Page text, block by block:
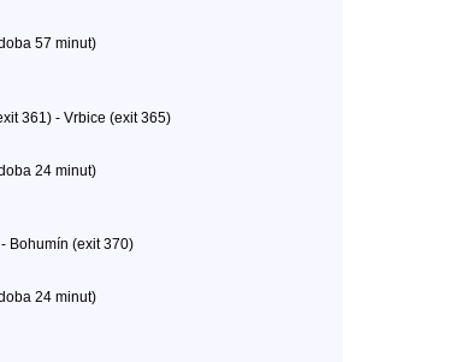
57 minut)
361) - Vrbice (exit 365)
24 minut)
Bohumín (exit 370)
24 minut)